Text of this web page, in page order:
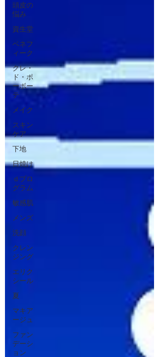
頭皮の
悩み
資生堂
ベネフ
ィーク
クレ・
ド・ポ
ーボー
テ
メイク
スキン
ケア
下地
日焼け
ｄプロ
グラム
敏感肌
メンズ
洗顔
クレン
ジング
エリク
シール
夏
マキア
ージュ
ファン
デーシ
ョン